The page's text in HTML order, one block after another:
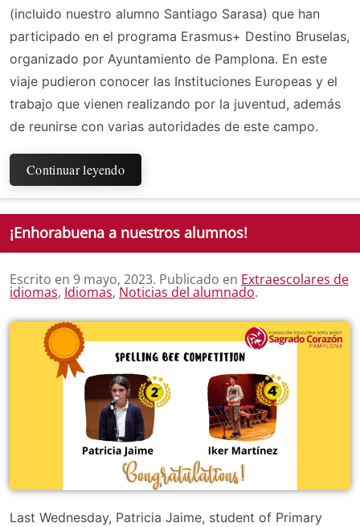
(incluido nuestro alumno Santiago Sarasa) que han
participado en el programa Erasmus+ Destino Bruselas,
organizado por Ayuntamiento de Pamplona. En este
viaje pudieron conocer las Instituciones Europeas y el
trabajo que vienen realizando por la juventud, además
de reunirse con varias autoridades de este campo.
Continuar leyendo
¡Enhorabuena a nuestros alumnos!
Escrito en 9 mayo, 2023. Publicado en Extraescolares de
idiomas, Idiomas, Noticias del alumnado.
Last Wednesday, Patricia Jaime, student of Primary